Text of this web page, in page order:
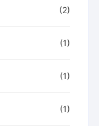
(2)
(1)
(1)
(1)